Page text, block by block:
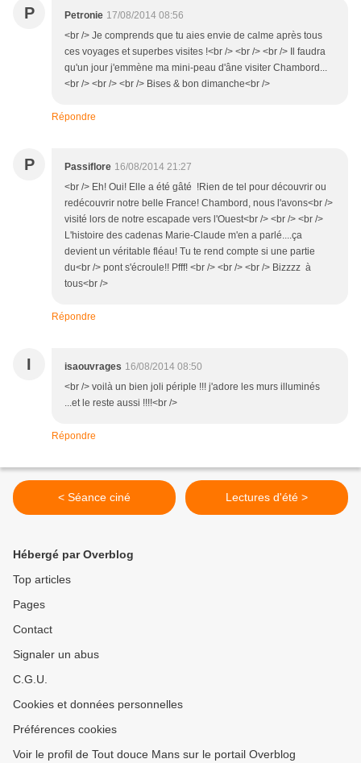
P Petronie 17/08/2014 08:56
<br /> Je comprends que tu aies envie de calme après tous
ces voyages et superbes visites !<br /> <br /> <br /> Il faudra
qu'un jour j'emmène ma mini-peau d'âne visiter Chambord...
<br /> <br /> <br /> Bises & bon dimanche<br />
Répondre
P Passiflore 16/08/2014 21:27
<br /> Eh! Oui! Elle a été gâté !Rien de tel pour découvrir ou
redécouvrir notre belle France! Chambord, nous l'avons<br />
visité lors de notre escapade vers l'Ouest<br /> <br /> <br />
L'histoire des cadenas Marie-Claude m'en a parlé....ça
devient un véritable fléau! Tu te rend compte si une partie
du<br /> pont s'écroule!! Pfff! <br /> <br /> <br /> Bizzzz à
tous<br />
Répondre
I isaouvrages 16/08/2014 08:50
<br /> voilà un bien joli périple !!! j'adore les murs illuminés
...et le reste aussi !!!!<br />
Répondre
< Séance ciné Lectures d'été >
Hébergé par Overblog
Top articles
Pages
Contact
Signaler un abus
C.G.U.
Cookies et données personnelles
Préférences cookies
Voir le profil de Tout douce Mans sur le portail Overblog